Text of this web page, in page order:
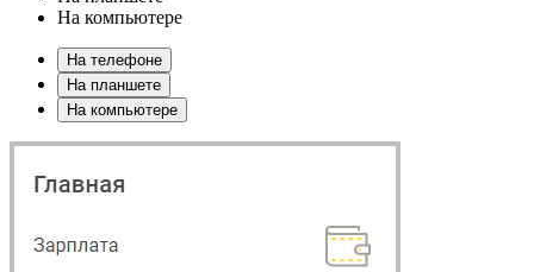
На компьютере
На телефоне
На планшете
На компьютере